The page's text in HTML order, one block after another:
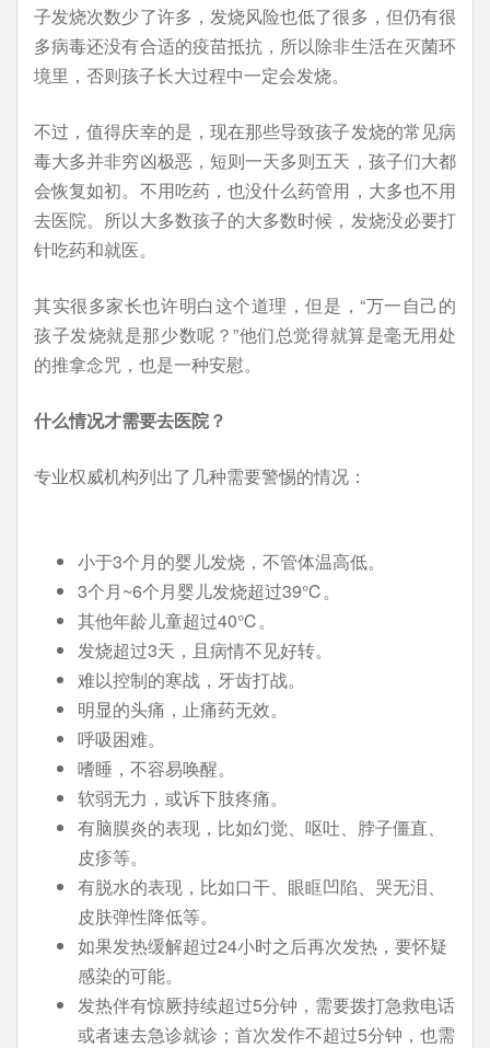
子发烧次数少了许多，发烧风险也低了很多，但仍有很
多病毒还没有合适的疫苗抵抗，所以除非生活在灭菌环
境里，否则孩子长大过程中一定会发烧。
不过，值得庆幸的是，现在那些导致孩子发烧的常见病
毒大多并非穷凶极恶，短则一天多则五天，孩子们大都
会恢复如初。不用吃药，也没什么药管用，大多也不用
去医院。所以大多数孩子的大多数时候，发烧没必要打
针吃药和就医。
其实很多家长也许明白这个道理，但是，“万一自己的
孩子发烧就是那少数呢？”他们总觉得就算是毫无用处
的推拿念咒，也是一种安慰。
什么情况才需要去医院？
专业权威机构列出了几种需要警惕的情况：
小于3个月的婴儿发烧，不管体温高低。
3个月~6个月婴儿发烧超过39℃。
其他年龄儿童超过40℃。
发烧超过3天，且病情不见好转。
难以控制的寒战，牙齿打战。
明显的头痛，止痛药无效。
呼吸困难。
嗜睡，不容易唤醒。
软弱无力，或诉下肢疼痛。
有脑膜炎的表现，比如幻觉、呕吐、脖子僵直、
皮疹等。
有脱水的表现，比如口干、眼眶凹陷、哭无泪、
皮肤弹性降低等。
如果发热缓解超过24小时之后再次发热，要怀疑
感染的可能。
发热伴有惊厥持续超过5分钟，需要拨打急救电话
或者速去急诊就诊；首次发作不超过5分钟，也需